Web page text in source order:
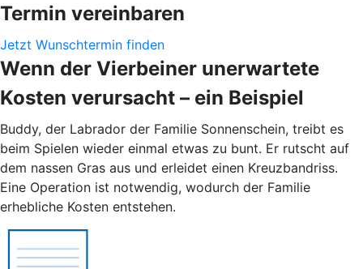
Termin vereinbaren
Jetzt Wunschtermin finden
Wenn der Vierbeiner unerwartete
Kosten verursacht – ein Beispiel
Buddy, der Labrador der Familie Sonnenschein, treibt es
beim Spielen wieder einmal etwas zu bunt. Er rutscht auf
dem nassen Gras aus und erleidet einen Kreuzbandriss.
Eine Operation ist notwendig, wodurch der Familie
erhebliche Kosten entstehen.